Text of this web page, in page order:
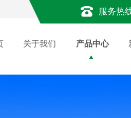
服务热
关于我们 产品中心